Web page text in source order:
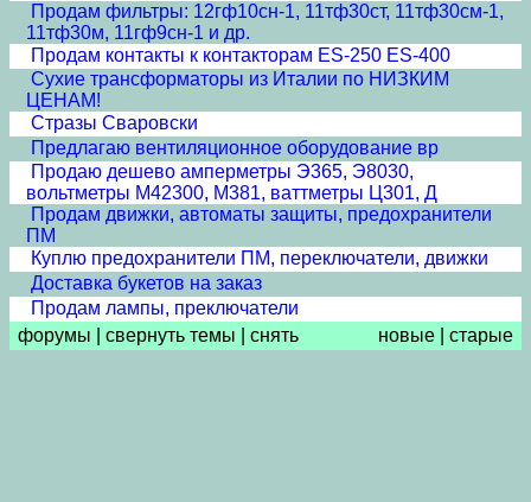
Продам фильтры: 12гф10сн-1, 11тф30ст, 11тф30см-1,
11тф30м, 11гф9сн-1 и др.
Продам контакты к контакторам ES-250 ES-400
Сухие трансформаторы из Италии по НИЗКИМ
ЦЕНАМ!
Стразы Сваровски
Предлагаю вентиляционное оборудование вр
Продаю дешево амперметры Э365, Э8030,
вольтметры М42300, М381, ваттметры Ц301, Д
Продам движки, автоматы защиты, предохранители
ПМ
Куплю предохранители ПМ, переключатели, движки
Доставка букетов на заказ
Продам лампы, преключатели
форумы
свернуть темы снять новые старые